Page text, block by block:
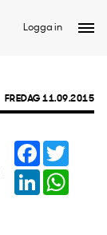
Logga in
FREDAG 11.09.2015
Facebook
LinkedIn